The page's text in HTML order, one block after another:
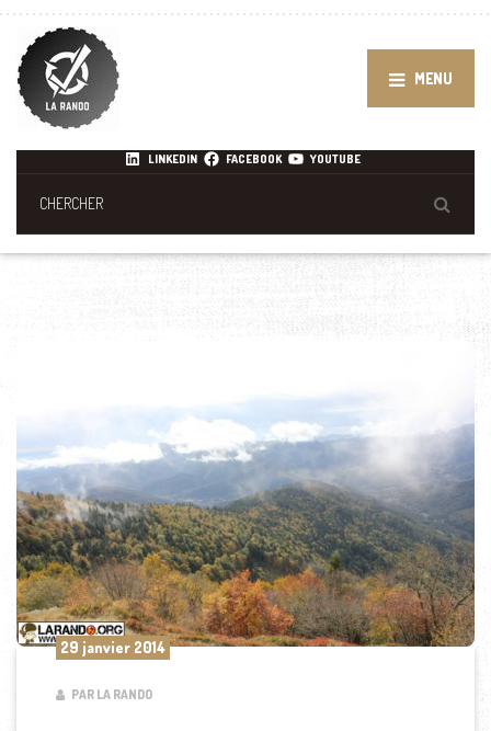
MENU
LINKEDIN FACEBOOK YOUTUBE
29 janvier 2014
PAR LA RANDO